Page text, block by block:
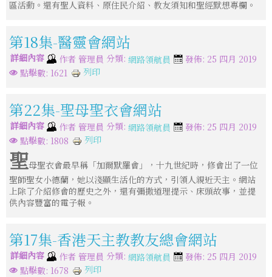
區活動。還有聖人資料、原住民介紹、教友須知和聖經默想專欄。
第18集-醫靈會網站
詳細內容 作者 管理員 分類: 網路領航員
發佈: 25 四月 2019
點擊數: 1621
列印
第22集-聖母聖衣會網站
詳細內容 作者 管理員 分類: 網路領航員
發佈: 25 四月 2019
點擊數: 1808
列印
聖母聖衣會最早稱「加爾默羅會」，十九世紀時，修會出了一位
聖師聖女小德蘭，她以淺顯生活化的方式，引領人親近天主。網站
上除了介紹修會的歷史之外，還有彌撒道理提示、床頭故事，並提
供內容豐富的電子報。
第17集-香港天主教教友總會網站
詳細內容 作者 管理員 分類: 網路領航員
發佈: 25 四月 2019
點擊數: 1678
列印